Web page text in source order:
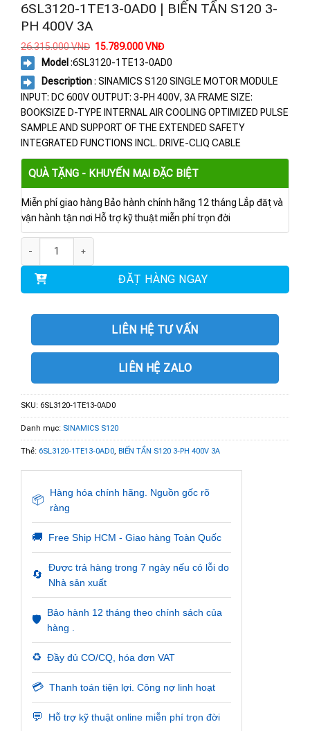
6SL3120-1TE13-0AD0 | BIẾN TẦN S120 3-
PH 400V 3A
26.315.000VNĐ Giá
là:
26.315.000 VNĐ.
15.789.000VNĐGiá
tại
là:
15.789.000 VNĐ.
Model :6SL3120-1TE13-0AD0
Description: SINAMICS S120 SINGLE MOTOR MODULE
INPUT: DC 600V OUTPUT: 3-PH 400V, 3A FRAME SIZE:
BOOKSIZE D-TYPE INTERNAL AIR COOLING OPTIMIZED PULSE
SAMPLE AND SUPPORT OF THE EXTENDED SAFETY
INTEGRATED FUNCTIONS INCL. DRIVE-CLIQ CABLE
QUÀ TẶNG - KHUYẾN MẠI ĐẶC BIỆT
Miễn phí giao hàng Bảo hành chính hãng 12 tháng Lắp đặt và
vận hành tận nơi Hỗ trợ kỹ thuật miễn phí trọn đời
ĐẶT HÀNG NGAY
LIÊN HỆ TƯ VẤN
LIÊN HỆ ZALO
SKU: 6SL3120-1TE13-0AD0
Danh mục: SINAMICS S120
Thẻ: 6SL3120-1TE13-0AD0, BIẾN TẦN S120 3-PH 400V 3A
📦
Hàng hóa chính hãng. Nguồn gốc rõ
ràng
🚚 Free Ship HCM - Giao hàng Toàn Quốc
🔄
Được trả hàng trong 7 ngày nếu có lỗi do
Nhà sản xuất
🛡️
Bảo hành 12 tháng theo chính sách của
hàng .
♻️ Đầy đủ CO/CQ, hóa đơn VAT
💳 Thanh toán tiện lợi. Công nợ linh hoạt
💬 Hỗ trợ kỹ thuật online miễn phí trọn đời